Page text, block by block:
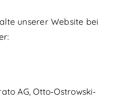
unserer Website bei
AG, Otto-Ostrowski-